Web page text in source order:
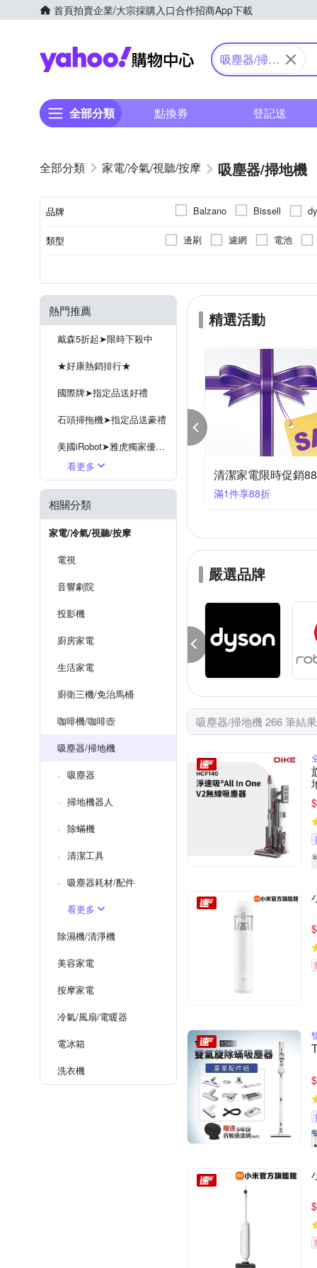
首頁拍賣企業/大宗採購入口合作招商App下載
Yahoo購物中心
吸塵器/掃地
全部分類
點換券 登記送
家電/冷氣/視聽/按摩 吸塵器/掃地機
品牌 Balzano Bissell
HOTO
IRIS
iRobot
TiDdi
Xiaomi 小米
類型 邊刷 濾網 電池
熱門推薦
戴森5折起➤限時下殺中
★好康熱銷排行★
國際牌➤指定品送好禮
石頭掃拖機➤指定品送豪禮
美國iRobot➤雅虎獨家優惠價
LG吸塵 ➤限時優惠中
小米➤限時優惠中
日立➤掃拖機器人新上市
看更多
相關分類
家電/冷氣/視聽/按摩
電視
音響劇院
投影機
廚房家電
生活家電
廚衛三機/免治馬桶
咖啡機/咖啡壺
吸塵器/掃地機
吸塵器
掃地機器人
除蟎機
清潔工具
吸塵器耗材/配件
看更多
除濕機/清淨機
美容家電
按摩家電
冷氣/風扇/電暖器
電冰箱
洗衣機
精選活動
惠★TiDdi雙氣旋除蟎吸塵器S360 清潔家電限時促銷
滿1件享95折
嚴選品牌
吸塵器/掃地機 266 筆結果
$
$
$
$